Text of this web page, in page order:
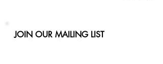
JOIN OUR MAILING LIST